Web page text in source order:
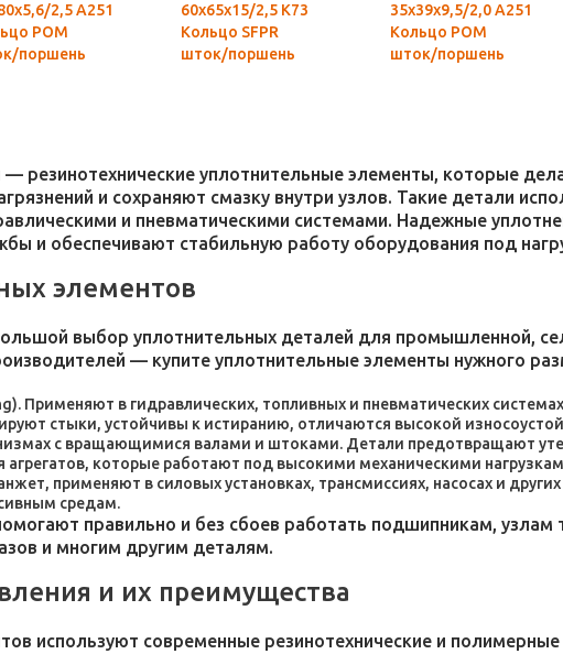
2,5 А251
POM
поршень
60х65х15/2,5 К73
Кольцо SFPR
шток/поршень
35х39х9,5/2,0 А251
Кольцо POM
шток/поршень
резинотехнические уплотнительные элементы, которые
и сохраняют смазку внутри узлов. Такие детали
и пневматическими системами. Надежные
и обеспечивают стабильную работу оборудования под
элементов
выбор уплотнительных деталей для промышленной,
— купите уплотнительные элементы нужного
Применяют в гидравлических, топливных и пневматических
стыки, устойчивы к истиранию, отличаются высокой
с вращающимися валами и штоками. Детали предотвращают
которые работают под высокими механическими
применяют в силовых установках, трансмиссиях, насосах и
средам.
правильно и без сбоев работать подшипникам,
и многим другим деталям.
и их преимущества
используют современные резинотехнические и